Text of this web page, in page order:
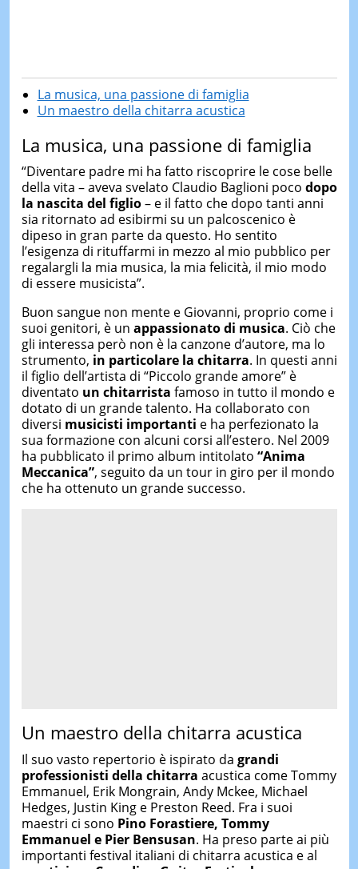
La musica, una passione di famiglia
Un maestro della chitarra acustica
La musica, una passione di famiglia
“Diventare padre mi ha fatto riscoprire le cose belle
della vita – aveva svelato Claudio Baglioni poco dopo
la nascita del figlio– e il fatto che dopo tanti anni
sia ritornato ad esibirmi su un palcoscenico è
dipeso in gran parte da questo. Ho sentito
l’esigenza di rituffarmi in mezzo al mio pubblico per
regalargli la mia musica, la mia felicità, il mio modo
di essere musicista”.
Buon sangue non mente e Giovanni, proprio come i
suoi genitori, è un appassionato di musica. Ciò che
gli interessa però non è la canzone d’autore, ma lo
strumento, in particolare la chitarra. In questi anni
il figlio dell’artista di “Piccolo grande amore” è
diventato un chitarrista famoso in tutto il mondo e
dotato di un grande talento. Ha collaborato con
diversi musicisti importanti e ha perfezionato la
sua formazione con alcuni corsi all’estero. Nel 2009
ha pubblicato il primo album intitolato “Anima
Meccanica”, seguito da un tour in giro per il mondo
che ha ottenuto un grande successo.
Un maestro della chitarra acustica
Il suo vasto repertorio è ispirato da grandi
professionisti della chitarra acustica come Tommy
Emmanuel, Erik Mongrain, Andy Mckee, Michael
Hedges, Justin King e Preston Reed. Fra i suoi
maestri ci sono Pino Forastiere, Tommy
Emmanuel e Pier Bensusan. Ha preso parte ai più
importanti festival italiani di chitarra acustica e al